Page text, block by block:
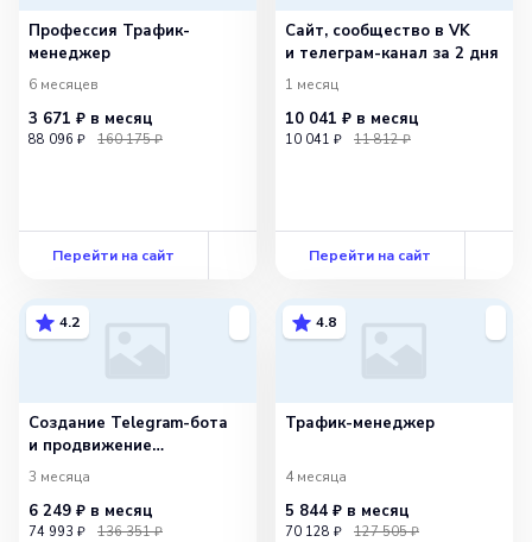
Профессия Трафик-
менеджер
6 месяцев
3 671 ₽ в месяц
88 096 ₽ 160 175 ₽
Перейти на сайт
Сайт, сообщество в VK
и телеграм-канал за 2 дня
1 месяц
10 041 ₽ в месяц
10 041 ₽ 11 812 ₽
Перейти на сайт
4.2
Создание Telegram-бота
и продвижение
в мессенджерах
3 месяца
6 249 ₽ в месяц
74 993 ₽ 136 351 ₽
4.8
Трафик-менеджер
4 месяца
5 844 ₽ в месяц
70 128 ₽ 127 505 ₽